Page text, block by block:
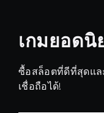
เกมยอดนิ
ซื้อสล็อตที่ดีที่สุดแล
เชื่อถือได้!